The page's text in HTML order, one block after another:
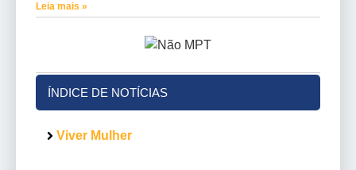
Leia mais »
ÍNDICE DE NOTÍCIAS
Viver Mulher